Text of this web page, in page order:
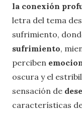
la conexión
letra del tema
sufrimiento,
sufrimiento,
perciben
oscura y el
sensación de
características